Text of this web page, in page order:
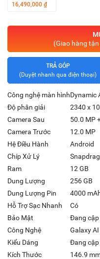
16,490,000 ₫
(Giao hàng
TRẢ GÓP
(Duyệt nhanh qua điện thoại)
Công nghệ màn hìnhDynamic
Độ phân giải
2340 x
Camera Sau
50.0 MP
Camera Trước
12.0 MP
Hệ Điều Hành
Android
Chíp Xử Lý
Ram
12 GB
Dung Lượng
256 GB
Dung Lượng Pin
4000
Hỗ Trợ Sạc Nhanh
Có
Bảo Mật
Đang
Công Nghệ
Galaxy AI
Kiểu Dáng
Đang
Kích Thước
146.9